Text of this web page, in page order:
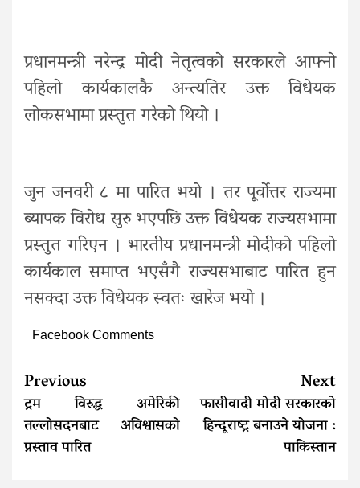
प्रधानमन्त्री नरेन्द्र मोदी नेतृत्वको सरकारले आफ्नो
पहिलो कार्यकालकै अन्त्यतिर उक्त विधेयक
लोकसभामा प्रस्तुत गरेको थियो ।
जुन जनवरी ८ मा पारित भयो । तर पूर्वोत्तर राज्यमा
ब्यापक विरोध सुरु भएपछि उक्त विधेयक राज्यसभामा
प्रस्तुत गरिएन । भारतीय प्रधानमन्त्री मोदीको पहिलो
कार्यकाल समाप्त भएसँगै राज्यसभाबाट पारित हुन
नसक्दा उक्त विधेयक स्वतः खारेज भयो ।
Facebook Comments
Continue
Reading
Previous
ट्रम विरुद्ध अमेरिकी
तल्लोसदनबाट अविश्वासको
प्रस्ताव पारित
Next
फासीवादी मोदी सरकारको
हिन्‍दूराष्ट्र बनाउने योजना :
पाकिस्‍तान